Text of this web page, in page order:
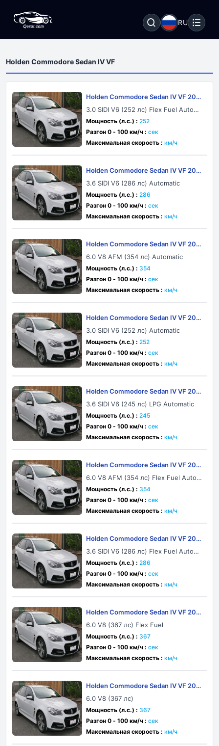
RU
Holden Commodore Sedan IV VF
Holden Commodore Sedan IV VF 201
3
3.0 SIDI V6 (252 лс) Flex Fuel Automa
tic
Мощность (л.с.) : 252
Разгон 0 - 100 км/ч : сек
Максимальная скорость : км/ч
Holden Commodore Sedan IV VF 201
4
3.6 SIDI V6 (286 лс) Automatic
Мощность (л.с.) : 286
Разгон 0 - 100 км/ч : сек
Максимальная скорость : км/ч
Holden Commodore Sedan IV VF 201
4
6.0 V8 AFM (354 лс) Automatic
Мощность (л.с.) : 354
Разгон 0 - 100 км/ч : сек
Максимальная скорость : км/ч
Holden Commodore Sedan IV VF 201
4
3.0 SIDI V6 (252 лс) Automatic
Мощность (л.с.) : 252
Разгон 0 - 100 км/ч : сек
Максимальная скорость : км/ч
Holden Commodore Sedan IV VF 201
3
3.6 SIDI V6 (245 лс) LPG Automatic
Мощность (л.с.) : 245
Разгон 0 - 100 км/ч : сек
Максимальная скорость : км/ч
Holden Commodore Sedan IV VF 201
3
6.0 V8 AFM (354 лс) Flex Fuel Autom
atic
Мощность (л.с.) : 354
Разгон 0 - 100 км/ч : сек
Максимальная скорость : км/ч
Holden Commodore Sedan IV VF 201
3
3.6 SIDI V6 (286 лс) Flex Fuel Automa
tic
Мощность (л.с.) : 286
Разгон 0 - 100 км/ч : сек
Максимальная скорость : км/ч
Holden Commodore Sedan IV VF 201
3
6.0 V8 (367 лс) Flex Fuel
Мощность (л.с.) : 367
Разгон 0 - 100 км/ч : сек
Максимальная скорость : км/ч
Holden Commodore Sedan IV VF 201
4
6.0 V8 (367 лс)
Мощность (л.с.) : 367
Разгон 0 - 100 км/ч : сек
Максимальная скорость : км/ч